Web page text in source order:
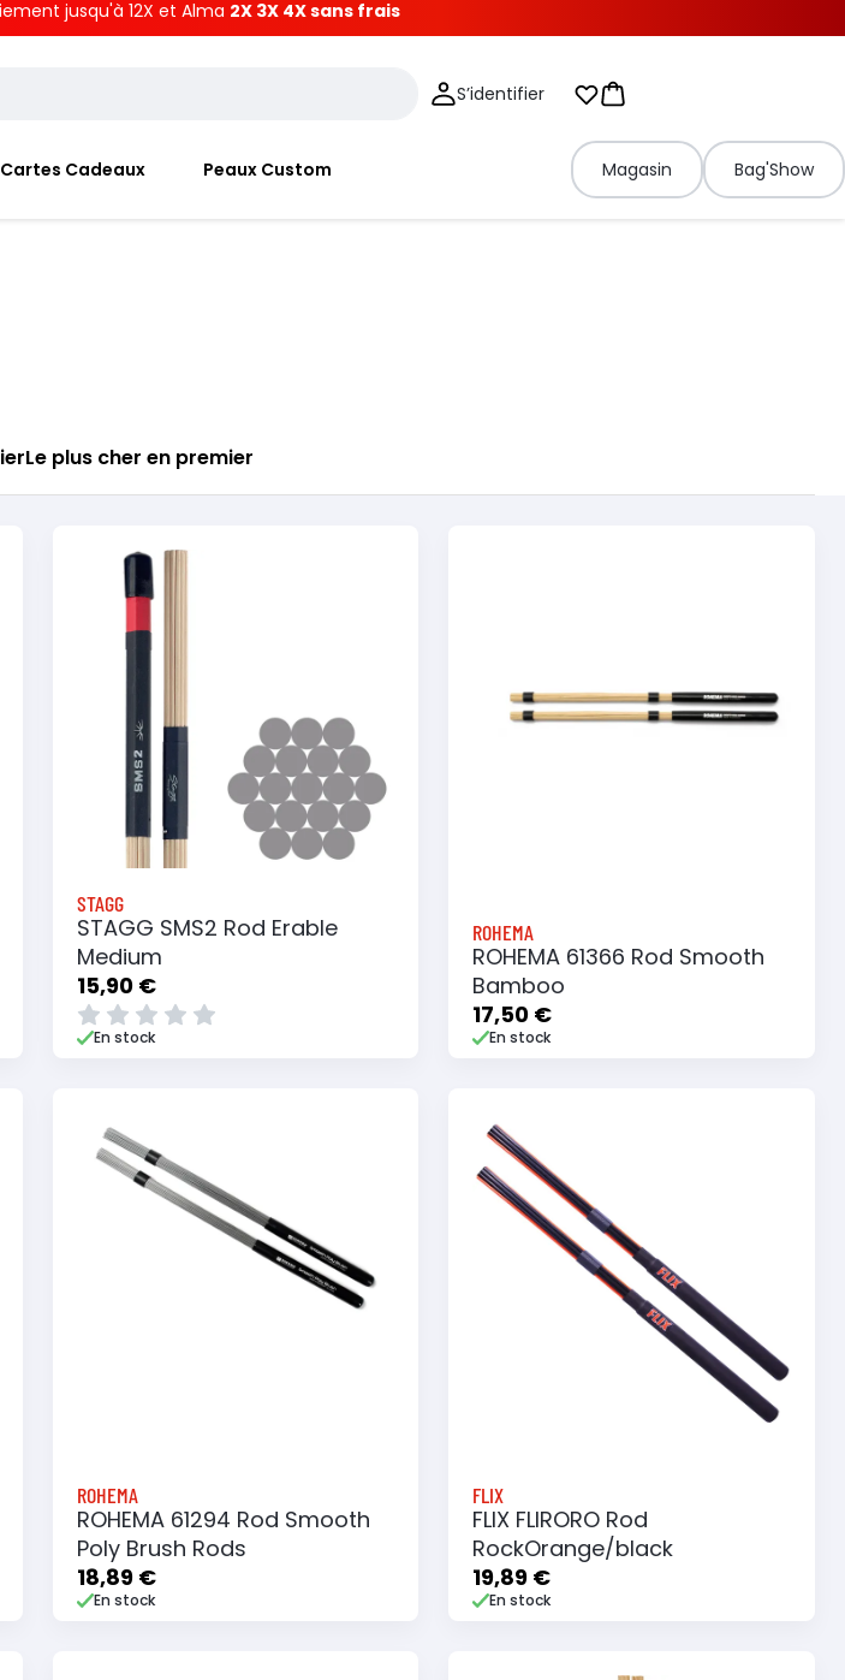
jusqu'à 12X et Alma 2X 3X 4X sans frais
S’identifier Mes listes d'envies
Panier
Cartes Cadeaux Peaux Custom Magasin Bag'Show
Le plus cher en premier
STAGG
STAGG SMS2 Rod Erable
Medium
15,90 €
En stock
Ajouter au panier
Ajouter à ma liste
ROHEMA
ROHEMA 61366 Rod Smooth
Bamboo
17,50 €
En stock
Ajouter au panier
Ajouter à ma liste
ROHEMA
ROHEMA 61294 Rod Smooth
Poly Brush Rods
18,89 €
En stock
FLIX
FLIX FLIRORO Rod
RockOrange/black
19,89 €
En stock